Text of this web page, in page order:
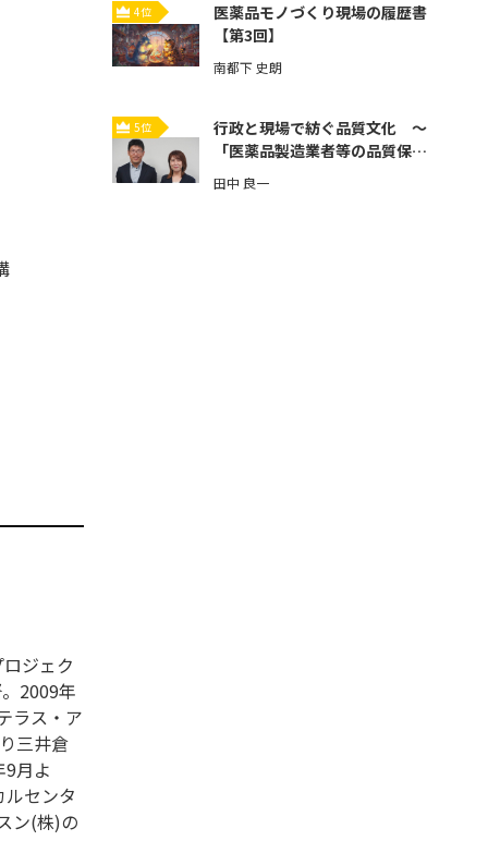
ジェク
2009年
ラス・ア
三井倉
月よ
センタ
ン(株)の
4位
医薬品モノづくり現場の履歴書
【第3回】
南都下 史朗
5位
行政と現場で紡ぐ品質文化 ～
「医薬品製造業者等の品質保証
体制強化」とその先へ～【第3
回】
田中 良一